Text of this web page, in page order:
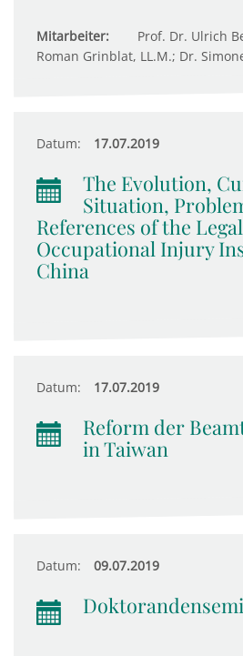
Mitarbeiter:
Prof. Dr. Ulrich
Roman Grinblat, LL.M.; Dr.
Datum: 17.07.2019
The Evolution,
Situation,
References of the
Occupational Injury
China
Datum: 17.07.2019
Reform der
in Taiwan
Datum: 09.07.2019